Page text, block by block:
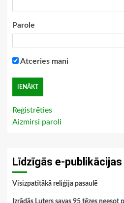
Parole
Atceries mani
Reģistrēties
Aizmirsi paroli
Līdzīgās e-publikācijas
Visizpatītākā reliģija pasaulē
Izrādās Luters savas 95 tēzes neesot